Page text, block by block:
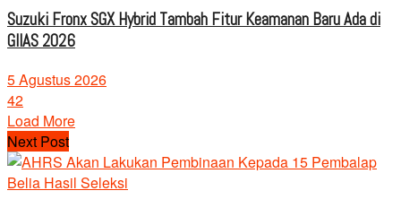
Suzuki Fronx SGX Hybrid Tambah Fitur Keamanan Baru Ada di
GIIAS 2026
5 Agustus 2026
42
Load More
Next Post